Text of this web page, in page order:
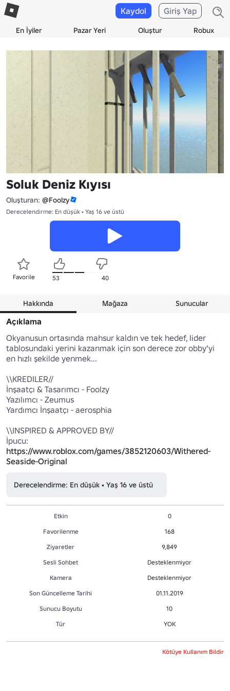
En İyiler Pazar Yeri Oluştur Robux
Kaydol Giriş Yap
Soluk Deniz Kıyısı
Oluşturan: @Foolzy
Derecelendirme: En düşük • Yaş 16 ve üstü
Favorile 53 40
Hakkında Mağaza Sunucular
Açıklama
Okyanusun ortasında mahsur kaldın ve tek hedef, lider
tablosundaki yerini kazanmak için son derece zor obby'yi
en hızlı şekilde yenmek...
\\KREDILER//
İnşaatçı & Tasarımcı - Foolzy
Yazılımcı - Zeumus
Yardımcı İnşaatçı - aerosphia
\\INSPIRED & APPROVED BY//
https://www.roblox.com/games/3852120603/Withered-
Seaside-Original
Derecelendirme: En düşük • Yaş 16 ve üstü
Etkin
0
Favorilenme
168
Ziyaretler
9,849
Sesli Sohbet
Desteklenmiyor
Kamera
Desteklenmiyor
Son Güncelleme Tarihi
01.11.2019
Sunucu Boyutu
10
Tür
YOK
Kötüye Kullanım Bildir